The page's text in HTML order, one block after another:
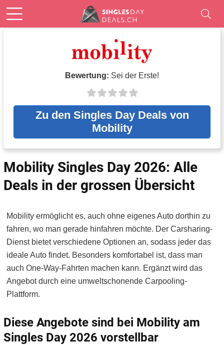
Bewertung: Sei der Erste!
Zu den Singles Day Deals von
Mobility
Mobility Singles Day 2026: Alle
Deals in der grossen Übersicht
Mobility ermöglicht es, auch ohne eigenes Auto dorthin zu
fahren, wo man gerade hinfahren möchte. Der Carsharing-
Dienst bietet verschiedene Optionen an, sodass jeder das
ideale Auto findet. Besonders komfortabel ist, dass man
auch One-Way-Fahrten machen kann. Ergänzt wird das
Angebot durch eine umweltschonende Carpooling-
Plattform.
Diese Angebote sind bei Mobility am
Singles Day 2026 vorstellbar